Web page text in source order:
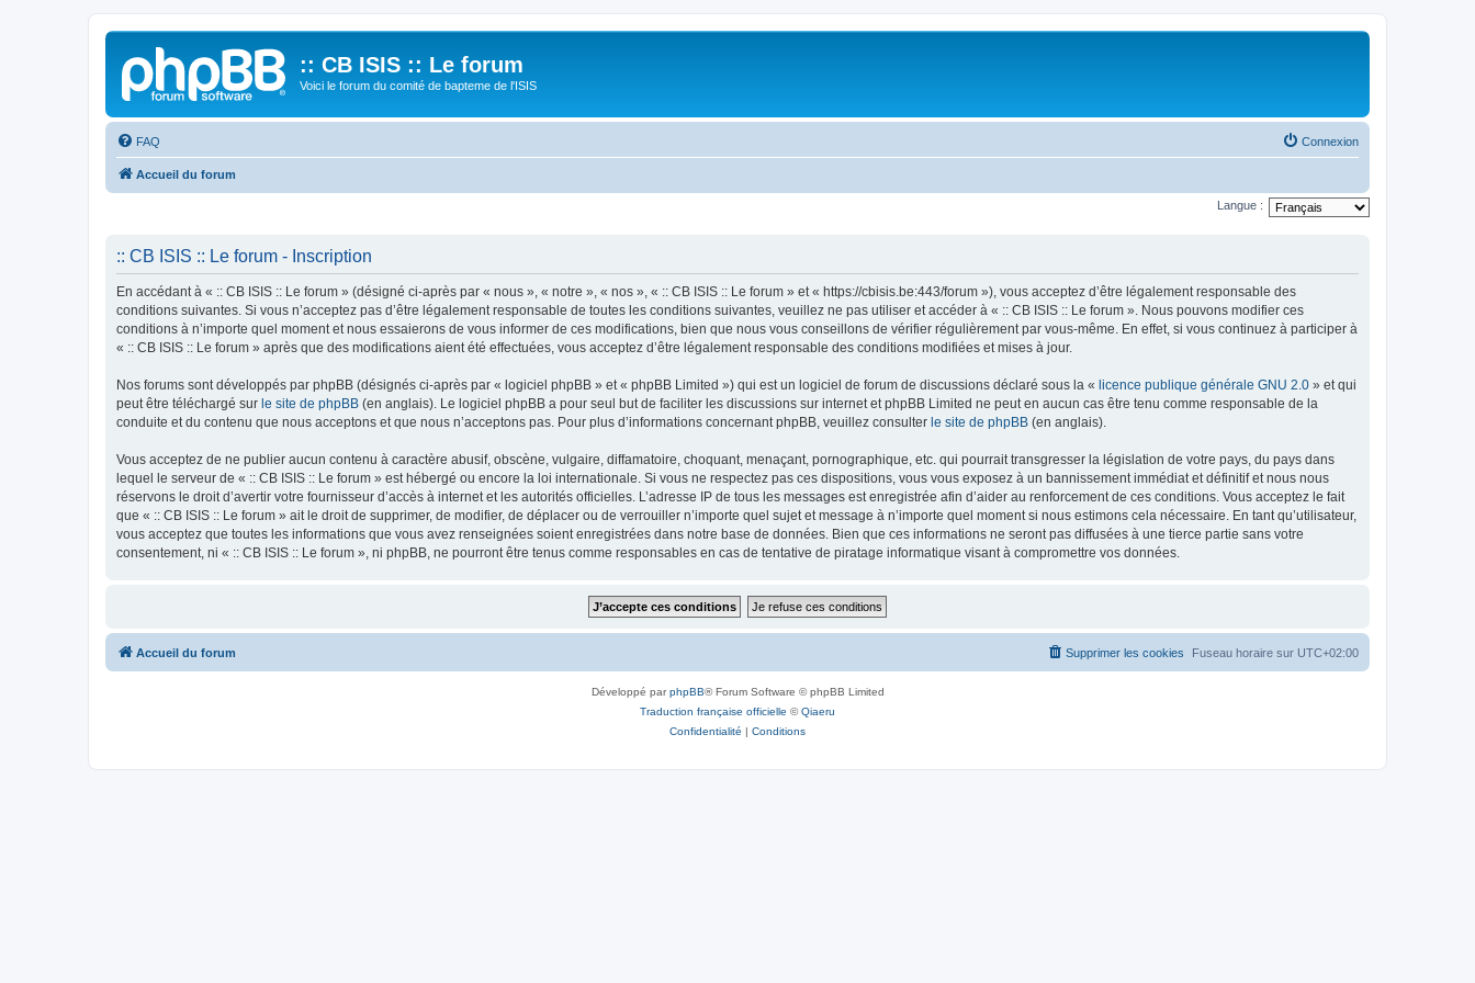
:: CB ISIS :: Le forum
Voici le forum du comité de bapteme de l'ISIS
FAQ Connexion
Accueil du forum
Langue :
:: CB ISIS :: Le forum - Inscription
En accédant à « :: CB ISIS :: Le forum » (désigné ci-après par « nous », « notre », « nos », « :: CB ISIS :: Le forum » et « https://cbisis.be:443/forum »), vous acceptez d’être légalement responsable des
conditions suivantes. Si vous n’acceptez pas d’être légalement responsable de toutes les conditions suivantes, veuillez ne pas utiliser et accéder à « :: CB ISIS :: Le forum ». Nous pouvons modifier ces
conditions à n’importe quel moment et nous essaierons de vous informer de ces modifications, bien que nous vous conseillons de vérifier régulièrement par vous-même. En effet, si vous continuez à participer à
« :: CB ISIS :: Le forum » après que des modifications aient été effectuées, vous acceptez d’être légalement responsable des conditions modifiées et mises à jour.
Nos forums sont développés par phpBB (désignés ci-après par « logiciel phpBB » et « phpBB Limited ») qui est un logiciel de forum de discussions déclaré sous la « licence publique générale GNU 2.0 » et qui
peut être téléchargé sur le site de phpBB (en anglais). Le logiciel phpBB a pour seul but de faciliter les discussions sur internet et phpBB Limited ne peut en aucun cas être tenu comme responsable de la
conduite et du contenu que nous acceptons et que nous n’acceptons pas. Pour plus d’informations concernant phpBB, veuillez consulter le site de phpBB (en anglais).
Vous acceptez de ne publier aucun contenu à caractère abusif, obscène, vulgaire, diffamatoire, choquant, menaçant, pornographique, etc. qui pourrait transgresser la législation de votre pays, du pays dans
lequel le serveur de « :: CB ISIS :: Le forum » est hébergé ou encore la loi internationale. Si vous ne respectez pas ces dispositions, vous vous exposez à un bannissement immédiat et définitif et nous nous
réservons le droit d’avertir votre fournisseur d’accès à internet et les autorités officielles. L’adresse IP de tous les messages est enregistrée afin d’aider au renforcement de ces conditions. Vous acceptez le fait
que « :: CB ISIS :: Le forum » ait le droit de supprimer, de modifier, de déplacer ou de verrouiller n’importe quel sujet et message à n’importe quel moment si nous estimons cela nécessaire. En tant qu’utilisateur,
vous acceptez que toutes les informations que vous avez renseignées soient enregistrées dans notre base de données. Bien que ces informations ne seront pas diffusées à une tierce partie sans votre
consentement, ni « :: CB ISIS :: Le forum », ni phpBB, ne pourront être tenus comme responsables en cas de tentative de piratage informatique visant à compromettre vos données.
Accueil du forum Fuseau horaire sur UTC+02:00
Supprimer les cookies
Développé parphpBB® Forum Software © phpBB Limited
Traduction française officielle ©Qiaeru
Confidentialité | Conditions